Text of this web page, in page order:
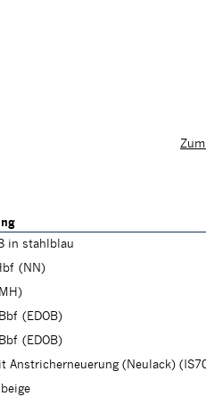
in stahlblau
(NN)
(EDOB)
(EDOB)
Anstricherneuerung (Neulack)